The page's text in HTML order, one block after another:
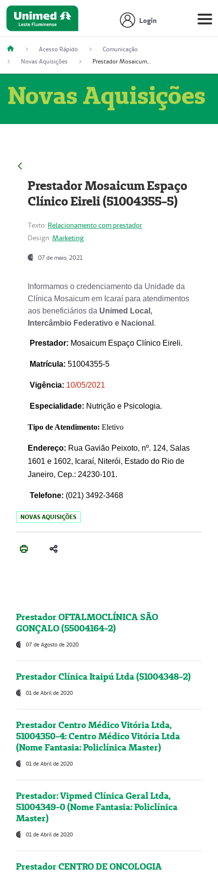
Login
Acesso Rápido
Comunicação
Novas Aquisições
Prestador Mosaicum Espaço Clínico Eireli (51004355-5)
Novas Aquisições
Prestador Mosaicum Espaço
Clínico Eireli (51004355-5)
Texto: Relacionamento com prestador
Design: Marketing
07 de maio, 2021
Informamos o credenciamento da Unidade da
Clínica Mosaicum em Icaraí para atendimentos
aos beneficiários da Unimed Local,
Intercâmbio Federativo e Nacional .
Prestador: Mosaicum Espaço Clínico Eireli.
Matrícula: 51004355-5
Vigência: 10/05/2021
Especialidade: Nutrição e Psicologia.
Tipo de Atendimento: Eletivo
Endereço: Rua Gavião Peixoto, nº. 124, Salas
1601 e 1602, Icaraí, Niterói, Estado do Rio de
Janeiro, Cep.: 24230-101.
Telefone: (021) 3492-3468
NOVAS AQUISIÇÕES
Prestador OFTALMOCLÍNICA SÃO
GONÇALO (55004164-2)
07 de Agosto de 2020
Prestador Clínica Itaipú Ltda (51004348-2)
01 de Abril de 2020
Prestador Centro Médico Vitória Ltda,
51004350-4: Centro Médico Vitória Ltda
(Nome Fantasia: Policlínica Master)
01 de Abril de 2020
Prestador: Vipmed Clínica Geral Ltda,
51004349-0 (Nome Fantasia: Policlínica
Master)
01 de Abril de 2020
Prestador CENTRO DE ONCOLOGIA